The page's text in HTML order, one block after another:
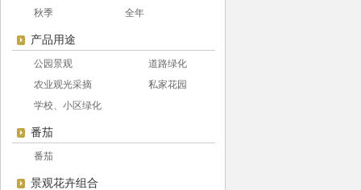
秋季
全年
产品用途
公园景观
道路绿化
农业观光采摘
私家花园
学校、小区绿化
番茄
番茄
景观花卉组合